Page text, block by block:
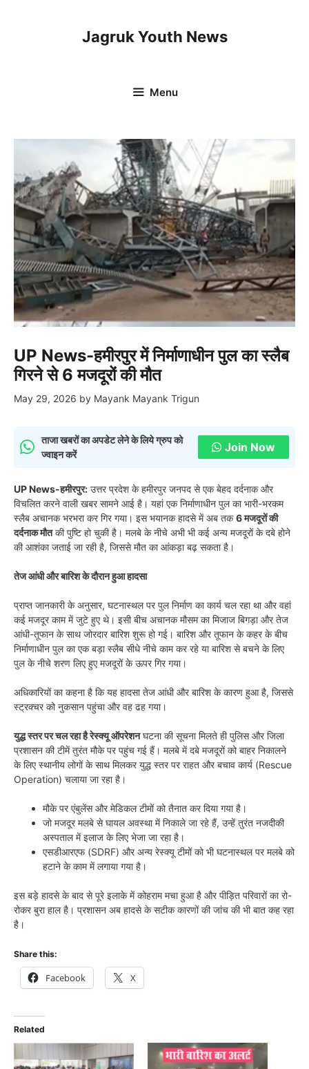
Jagruk Youth News
Menu
UP News-हमीरपुर में निर्माणाधीन पुल का स्लैब
गिरने से 6 मजदूरों की मौत
May 29, 2026 by Mayank Mayank Trigun
ताजा खबरों का अपडेट लेने के लिये ग्रुप को
ज्वाइन करें
Join Now
UP News-हमीरपुर: उत्तर प्रदेश के हमीरपुर जनपद से एक बेहद दर्दनाक और
विचलित करने वाली खबर सामने आई है। यहां एक निर्माणाधीन पुल का भारी-भरकम
स्लैब अचानक भरभरा कर गिर गया। इस भयानक हादसे में अब तक6 मजदूरों की
दर्दनाक मौतकी पुष्टि हो चुकी है। मलबे के नीचे अभी भी कई अन्य मजदूरों के दबे होने
की आशंका जताई जा रही है, जिससे मौत का आंकड़ा बढ़ सकता है।
तेज आंधी और बारिश के दौरान हुआ हादसा
प्राप्त जानकारी के अनुसार, घटनास्थल पर पुल निर्माण का कार्य चल रहा था और वहां
कई मजदूर काम में जुटे हुए थे। इसी बीच अचानक मौसम का मिजाज बिगड़ा और तेज
आंधी-तूफान के साथ जोरदार बारिश शुरू हो गई। बारिश और तूफान के कहर के बीच
निर्माणाधीन पुल का एक बड़ा स्लैब सीधे नीचे काम कर रहे या बारिश से बचने के लिए
पुल के नीचे शरण लिए हुए मजदूरों के ऊपर गिर गया।
अधिकारियों का कहना है कि यह हादसा तेज आंधी और बारिश के कारण हुआ है, जिससे
स्ट्रक्चर को नुकसान पहुंचा और वह ढह गया।
युद्ध स्तर पर चल रहा है रेस्क्यू ऑपरेशनघटना की सूचना मिलते ही पुलिस और जिला
प्रशासन की टीमें तुरंत मौके पर पहुंच गई हैं। मलबे में दबे मजदूरों को बाहर निकालने
के लिए स्थानीय लोगों के साथ मिलकर युद्ध स्तर पर राहत और बचाव कार्य (Rescue
Operation) चलाया जा रहा है।
मौके पर एंबुलेंस और मेडिकल टीमों को तैनात कर दिया गया है।
जो मजदूर मलबे से घायल अवस्था में निकाले जा रहे हैं, उन्हें तुरंत नजदीकी
अस्पताल में इलाज के लिए भेजा जा रहा है।
एसडीआरएफ (SDRF) और अन्य रेस्क्यू टीमों को भी घटनास्थल पर मलबे को
हटाने के काम में लगाया गया है।
इस बड़े हादसे के बाद से पूरे इलाके में कोहराम मचा हुआ है और पीड़ित परिवारों का रो-
रोकर बुरा हाल है। प्रशासन अब हादसे के सटीक कारणों की जांच की भी बात कह रहा
है।
Share this:
Facebook X
Related